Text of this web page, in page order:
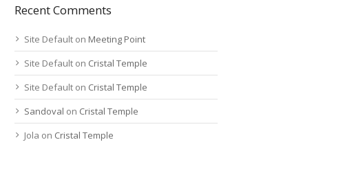
Recent Comments
Site Default on Meeting Point
Site Default on Cristal Temple
Site Default on Cristal Temple
Sandoval on Cristal Temple
Jola on Cristal Temple